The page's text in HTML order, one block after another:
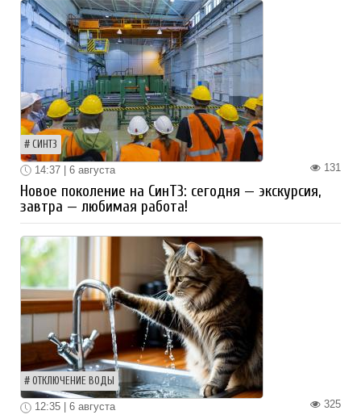
СИНТЗ
131
14:37 | 6 августа
Новое поколение на СинТЗ: сегодня — экскурсия,
завтра — любимая работа!
ОТКЛЮЧЕНИЕ ВОДЫ
325
12:35 | 6 августа